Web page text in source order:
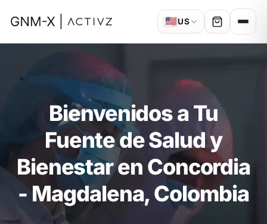
🇺🇸US
Bienvenidos a Tu
Fuente de Salud y
Bienestar en Concordia
- Magdalena, Colombia